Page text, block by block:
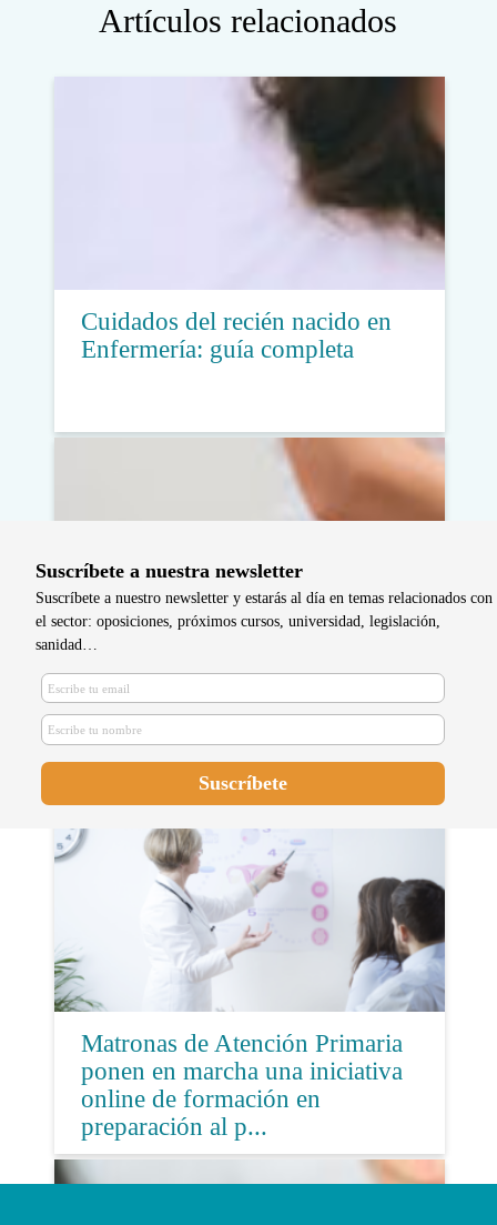
Artículos relacionados
Cuidados del recién nacido en
Enfermería: guía completa
Reconocidos como buenas
prácticas dos proyectos liderados
por matronas
Matronas de Atención Primaria
ponen en marcha una iniciativa
online de formación en
preparación al p...
Suscríbete a nuestra newsletter
Suscríbete a nuestro newsletter y estarás al día en temas relacionados con
el sector: oposiciones, próximos cursos, universidad, legislación,
sanidad…